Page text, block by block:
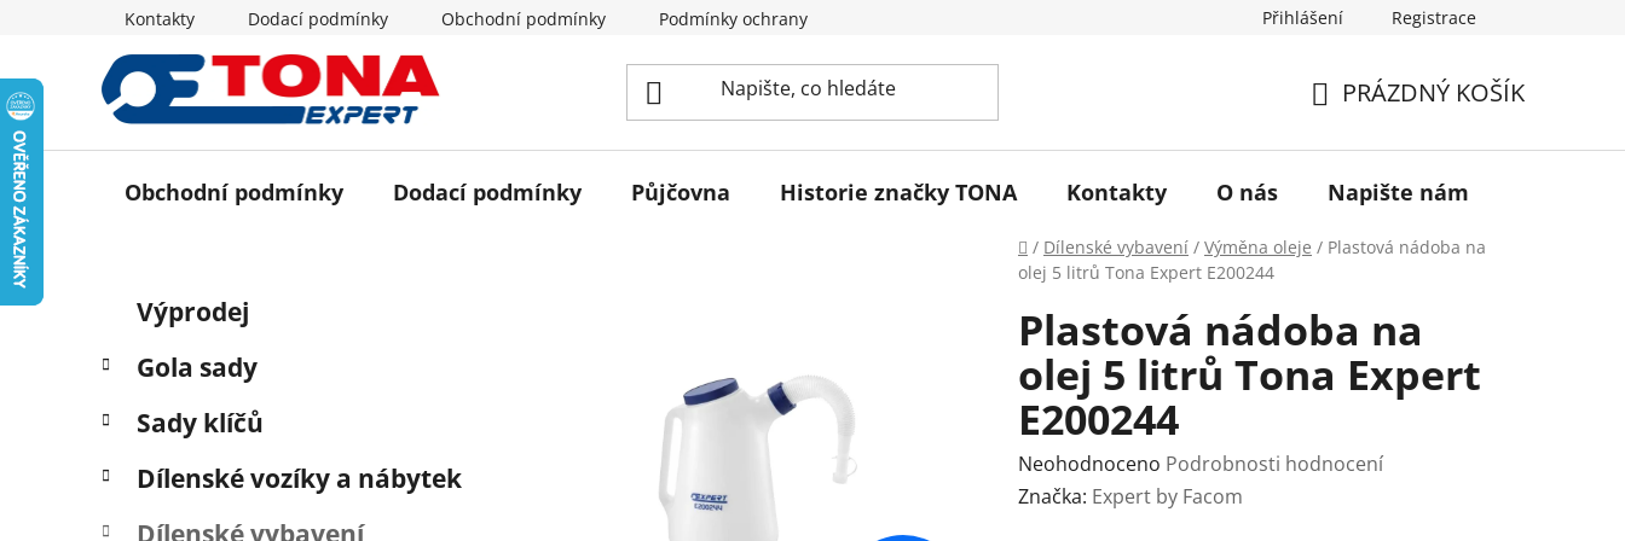
Kontakty Dodací podmínky Obchodní podmínky Podmínky ochrany osobních údajů Historie značky TONA
Přihlášení Registrace
KOŠÍK
PRÁZDNÝ KOŠÍK
Obchodní podmínky Dodací podmínky Půjčovna Historie značky TONA Kontakty O nás Napište nám
Domů
/ Dílenské vybavení / Výměna oleje / Plastová nádoba na
olej 5 litrů Tona Expert E200244
s
r
n
n
Přeskočit
kategorie
e
o
i
Výprodej
Gola sady
Sady klíčů
Dílenské vozíky a nábytek
Dílenské vybavení
Plastová nádoba na
olej 5 litrů Tona Expert
E200244
Průměrné
hodnocení
Neohodnoceno Podrobnosti hodnocení
Značka: Expert by Facom